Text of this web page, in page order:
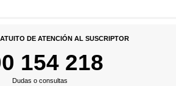
DE ATENCIÓN AL SUSCRIPTOR
154 218
Dudas o consultas